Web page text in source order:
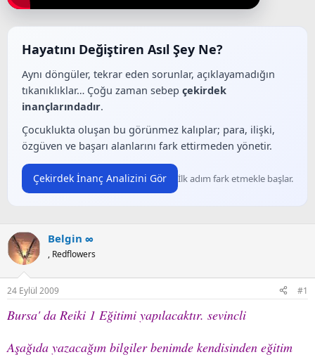
a
n
a
h
i
Hayatını Değiştiren Asıl Şey Ne?
Aynı döngüler, tekrar eden sorunlar, açıklayamadığın
tıkanıklıklar… Çoğu zaman sebep çekirdek
inançlarındadır.
Çocuklukta oluşan bu görünmez kalıplar; para, ilişki,
özgüven ve başarı alanlarını fark ettirmeden yönetir.
Çekirdek İnanç Analizini Gör İlk adım fark etmekle başlar.
Belgin ∞
, Redflowers
24 Eylül 2009 #1
Bursa' da Reiki 1 Eğitimi yapılacaktır. sevincli
Aşağıda yazacağım bilgiler benimde kendisinden eğitim